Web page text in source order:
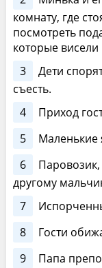
комнату, где
посмотреть
которые висели
3
Дети
съесть.
4
Приход
5
Маленькие
6
другому
7
8
Гости
9
Папа